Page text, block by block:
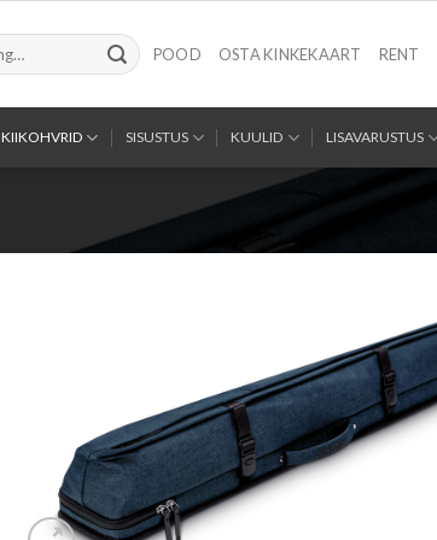
POOD OSTA KINKEKAART RENT
KIIKOHVRID SISUSTUS KUULID LISAVARUSTUS